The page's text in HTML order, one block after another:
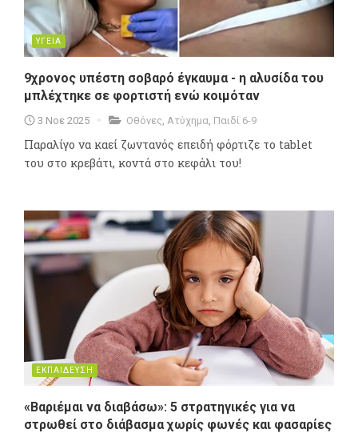
ΥΓΕΙΑ
9χρονος υπέστη σοβαρό έγκαυμα - η αλυσίδα του
μπλέχτηκε σε φορτιστή ενώ κοιμόταν
3 Νοε 2025 Οθόνες, Ατύχημα, Παιδί 6-9
Παραλίγο να καεί ζωντανός επειδή φόρτιζε το tablet
του στο κρεβάτι, κοντά στο κεφάλι του!
ΕΚΠΑΙΔΕΥΣΗ
«Βαριέμαι να διαβάσω»: 5 στρατηγικές για να
στρωθεί στο διάβασμα χωρίς φωνές και φασαρίες